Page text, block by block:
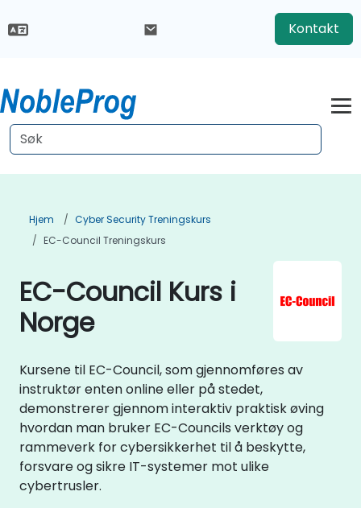
Kontakt
Hjem
Cyber Security Treningskurs
EC-Council Treningskurs
EC-Council Kurs i
Norge
Kursene til EC-Council, som gjennomføres av
instruktør enten online eller på stedet,
demonstrerer gjennom interaktiv praktisk øving
hvordan man bruker EC-Councils verktøy og
rammeverk for cybersikkerhet til å beskytte,
forsvare og sikre IT-systemer mot ulike
cybertrusler.